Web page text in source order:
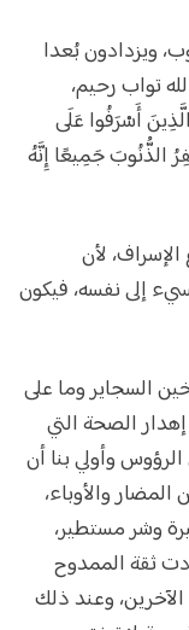
ويزدادون بُعدا
تواب رحيم،
أَسْرَفُوا عَلَى
الذُّنُوبَ جَمِيعًا إِنَّهُ
لأن
إلى نفسه، فيكون
السجاير وما على
الصحة التي
الرؤوس وأولي بنا أن
المضار والأوباء،
وشر مستطير،
ثقة الممدوح
الآخرين، وعند ذلك